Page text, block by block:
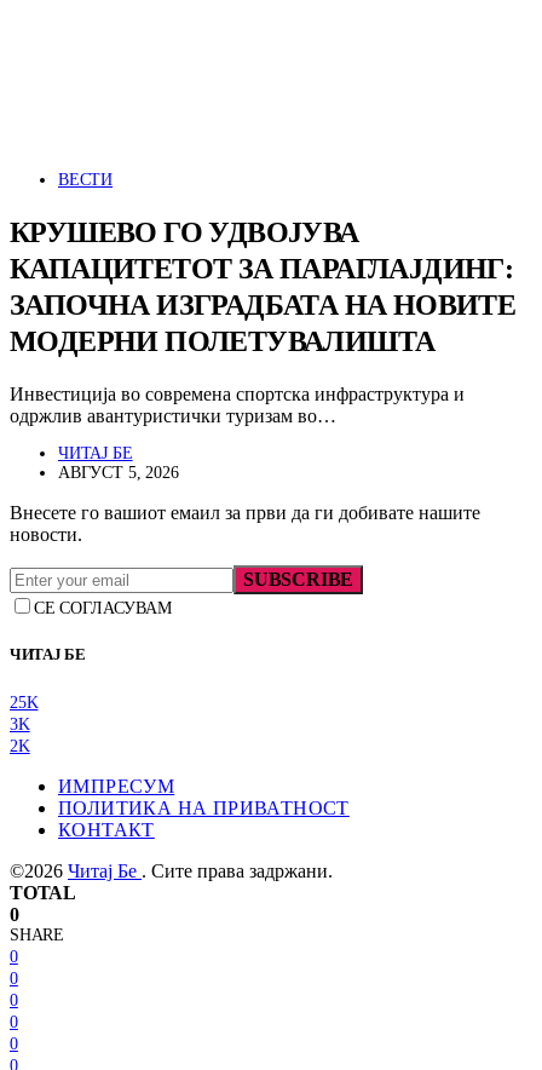
ВЕСТИ
КРУШЕВО ГО УДВОЈУВА
КАПАЦИТЕТОТ ЗА ПАРАГЛАЈДИНГ:
ЗАПОЧНА ИЗГРАДБАТА НА НОВИТЕ
МОДЕРНИ ПОЛЕТУВАЛИШТА
Инвестиција во современа спортска инфраструктура и
одржлив авантуристички туризам во…
ЧИТАЈ БЕ
АВГУСТ 5, 2026
Внесете го вашиот емаил за први да ги добивате нашите
новости.
SUBSCRIBE
СЕ СОГЛАСУВАМ
ЧИТАЈ БЕ
25K
3K
2K
ИМПРЕСУМ
ПОЛИТИКА НА ПРИВАТНОСТ
КОНТАКТ
©2026 Читај Бе . Сите права задржани.
TOTAL
0
SHARE
0
0
0
0
0
0